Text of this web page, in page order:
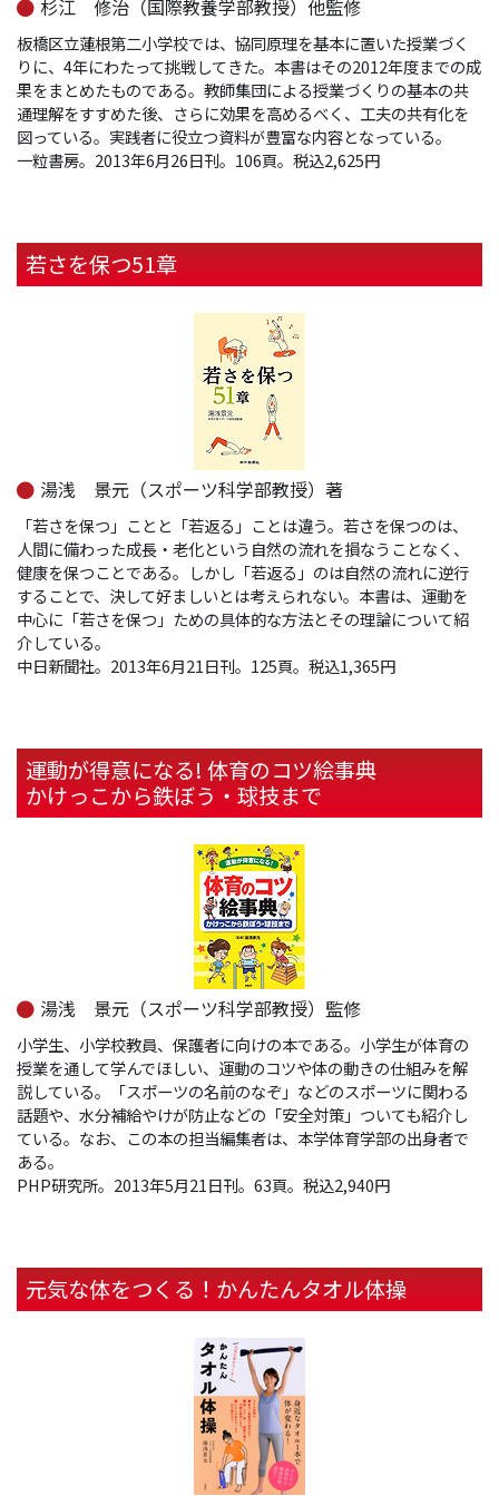
杉江 修治（国際教養学部教授）他監修
板橋区立蓮根第二小学校では、協同原理を基本に置いた授業づく
りに、4年にわたって挑戦してきた。本書はその2012年度までの成
果をまとめたものである。教師集団による授業づくりの基本の共
通理解をすすめた後、さらに効果を高めるべく、工夫の共有化を
図っている。実践者に役立つ資料が豊富な内容となっている。
一粒書房。2013年6月26日刊。106頁。税込2,625円
若さを保つ51章
湯浅 景元（スポーツ科学部教授）著
「若さを保つ」ことと「若返る」ことは違う。若さを保つのは、
人間に備わった成長・老化という自然の流れを損なうことなく、
健康を保つことである。しかし「若返る」のは自然の流れに逆行
することで、決して好ましいとは考えられない。本書は、運動を
中心に「若さを保つ」ための具体的な方法とその理論について紹
介している。
中日新聞社。2013年6月21日刊。125頁。税込1,365円
運動が得意になる! 体育のコツ絵事典
かけっこから鉄ぼう・球技まで
湯浅 景元（スポーツ科学部教授）監修
小学生、小学校教員、保護者に向けの本である。小学生が体育の
授業を通して学んでほしい、運動のコツや体の動きの仕組みを解
説している。「スポーツの名前のなぞ」などのスポーツに関わる
話題や、水分補給やけが防止などの「安全対策」ついても紹介し
ている。なお、この本の担当編集者は、本学体育学部の出身者で
ある。
PHP研究所。2013年5月21日刊。63頁。税込2,940円
元気な体をつくる！かんたんタオル体操